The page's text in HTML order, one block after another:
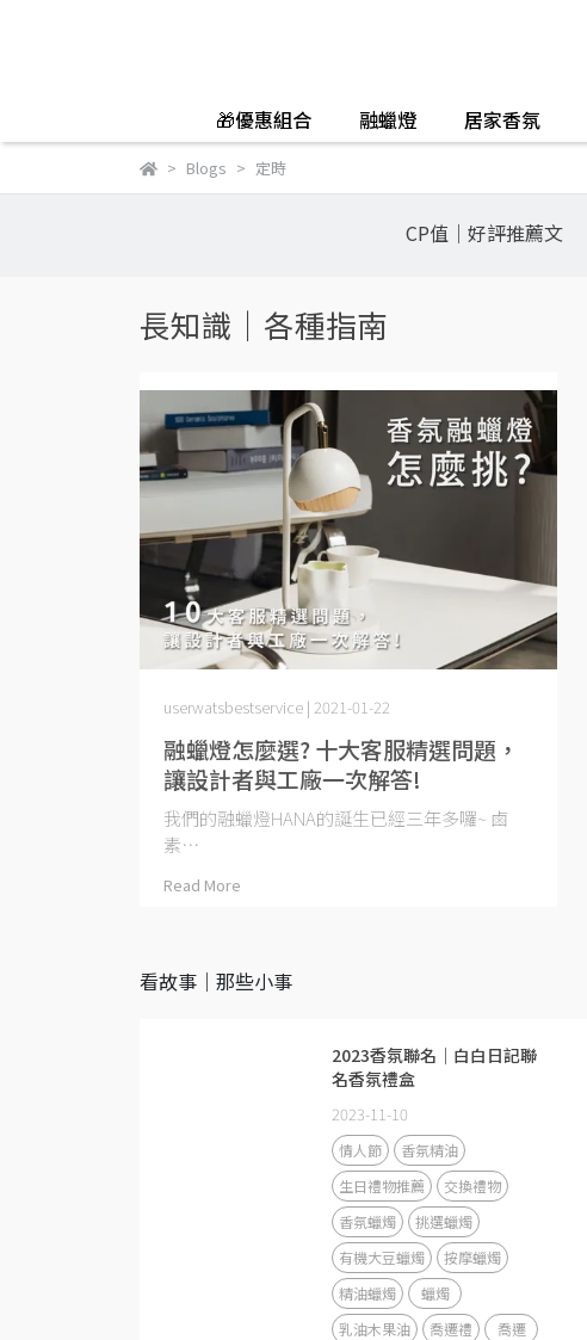
🎁優惠組合 融蠟燈 居家香氛
Blogs 定時
CP值｜好評推薦文
長知識｜各種指南
融蠟燈怎麼選? 十大客服精選問題，
讓設計者與工廠一次解答!
userwatsbestservice | 2021-01-22
我們的融蠟燈HANA的誕生已經三年多囉~ 鹵
素⋯
Read More
看故事｜那些小事
2023香氛聯名｜白白日記聯
名香氛禮盒
2023-11-10
情人節
香氛精油
生日禮物推薦
交換禮物
香氛蠟燭
挑選蠟燭
有機大豆蠟燭
按摩蠟燭
精油蠟燭
蠟燭
乳油木果油
喬遷禮
喬遷